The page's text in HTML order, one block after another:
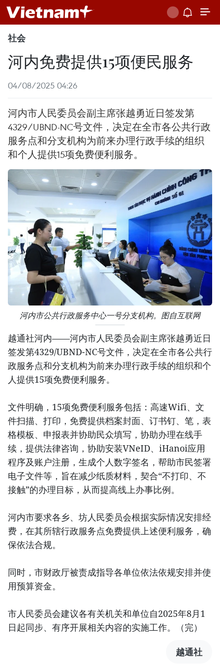
社会
河内免费提供15项便民服务
04/08/2025 04:26
河内市人民委员会副主席张越勇近日签发第
4329/UBND-NC号文件，决定在全市各公共行政
服务点和分支机构为前来办理行政手续的组织
和个人提供15项免费便利服务。
河内市公共行政服务中心一号分支机构。图自互联网
越通社河内——河内市人民委员会副主席张越勇近日
签发第4329/UBND-NC号文件，决定在全市各公共行
政服务点和分支机构为前来办理行政手续的组织和个
人提供15项免费便利服务。
文件明确，15项免费便利服务包括：高速Wifi、文
件扫描、打印，免费提供档案封面、订书钉、笔，表
格模板、申报表并协助民众填写，协助办理在线手
续，提供法律咨询，协助安装VNeID、iHanoi应用
程序及账户注册，生成个人数字签名，帮助市民签署
电子文件等，旨在减少纸质材料，契合“不打印、不
接触”的办理目标，从而提高线上办事比例。
河内市要求各乡、坊人民委员会根据实际情况安排经
费，在其所辖行政服务点免费提供上述便利服务，确
保依法合规。
同时，市财政厅被责成指导各单位依法依规安排并使
用预算资金。
市人民委员会建议各有关机关和单位自2025年8月1
日起同步、有序开展相关内容的实施工作。（完）
越通社